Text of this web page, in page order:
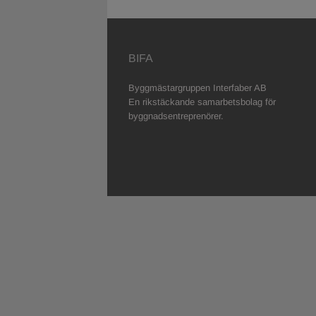
BIFA
Byggmästargruppen Interfaber AB
En rikstäckande samarbetsbolag för
byggnadsentreprenörer.